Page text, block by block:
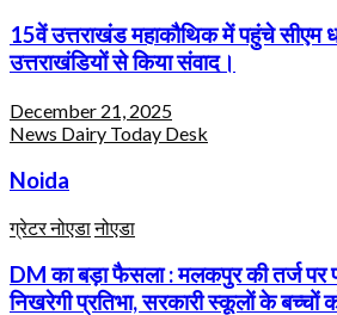
15वें उत्तराखंड महाकौथिक में पहुंचे सीएम
उत्तराखंडियों से किया संवाद।
December 21, 2025
News Dairy Today Desk
Noida
ग्रेटर नोएडानोएडा
DM का बड़ा फैसला : मलकपुर की तर्ज पर
निखरेगी प्रतिभा, सरकारी स्कूलों के बच्चों